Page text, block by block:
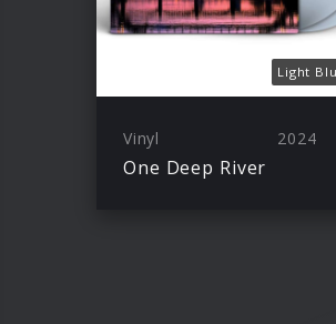
Light
Vinyl 2024
One Deep River